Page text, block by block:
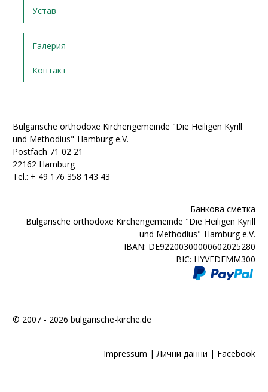
Устав
Галерия
Контакт
Bulgarische orthodoxe Kirchengemeinde "Die Heiligen Kyrill
und Methodius"-Hamburg e.V.
Postfach 71 02 21
22162 Hamburg
Tel.: + ‭49 176 358 143 43‬
Банкова сметка
Bulgarische orthodoxe Kirchengemeinde "Die Heiligen Kyrill
und Methodius"-Hamburg e.V.
IBAN: DE92200300000602025280
BIC: HYVEDEMM300
© 2007 - 2026 bulgarische-kirche.de
Impressum |Лични данни | Facebook